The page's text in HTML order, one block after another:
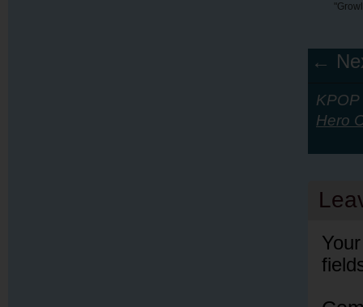
←
Hero